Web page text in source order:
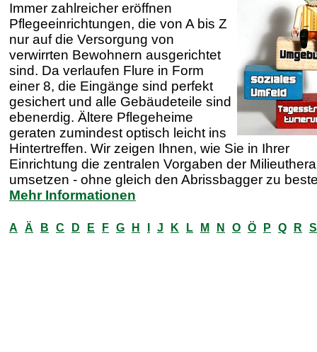
Immer zahlreicher eröffnen
Pflegeeinrichtungen, die von A bis Z
nur auf die Versorgung von
verwirrten Bewohnern ausgerichtet
sind. Da verlaufen Flure in Form
einer 8, die Eingänge sind perfekt
gesichert und alle Gebäudeteile sind
ebenerdig. Ältere Pflegeheime
geraten zumindest optisch leicht ins
Hintertreffen. Wir zeigen Ihnen, wie Sie in Ihrer
Einrichtung die zentralen Vorgaben der
umsetzen - ohne gleich den Abrissbagger zu
Mehr Informationen
A Ä B C D E F G H J K L M N O Ö P Q R S